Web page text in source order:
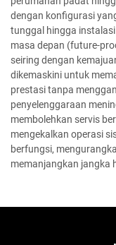
dengan konfigurasi
tunggal hingga
masa depan (future-
seiring dengan
dikemaskini untuk
prestasi tanpa
penyelenggaraan
membolehkan servis
mengekalkan operasi
berfungsi,
memanjangkan jangka